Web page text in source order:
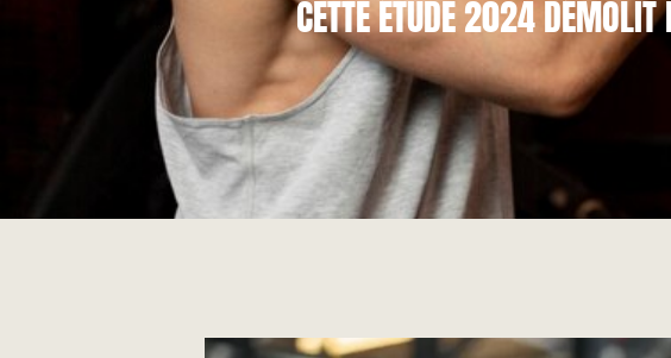
CETTE ÉTUDE 2024 DÉMOLIT